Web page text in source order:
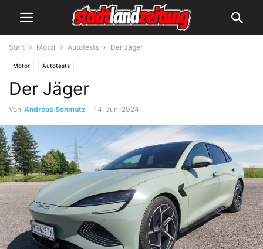
Start Motor Autotests Der Jäger
Motor Autotests
Der Jäger
Von Andreas Schmutz - 14. Juni 2024